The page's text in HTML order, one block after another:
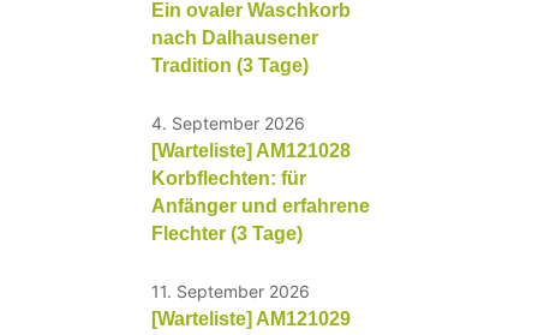
Ein ovaler Waschkorb
nach Dalhausener
Tradition (3 Tage)
4. September 2026
[Warteliste] AM121028
Korbflechten: für
Anfänger und erfahrene
Flechter (3 Tage)
11. September 2026
[Warteliste] AM121029